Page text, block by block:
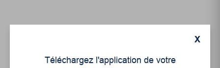
Articles récents
X
Téléchargez l'application de votre